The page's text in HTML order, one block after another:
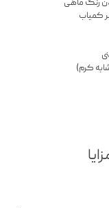
رنگ ماهی
کمیاب
کرم)